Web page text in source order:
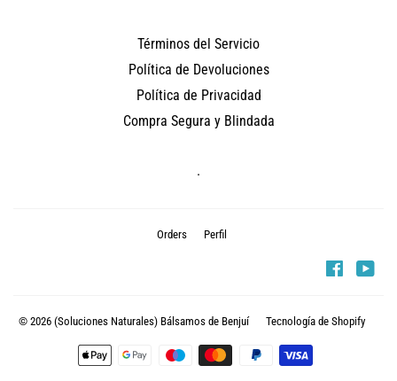
Términos del Servicio
Política de Devoluciones
Política de Privacidad
Compra Segura y Blindada
.
Orders Perfil
© 2026 (Soluciones Naturales) Bálsamos de Benjuí Tecnología de Shopify
Métodos